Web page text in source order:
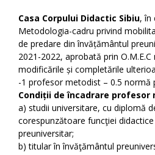
Casa Corpului Didactic Sibiu, în
Metodologia-cadru privind
de predare din învățământul
2021-2022, aprobată prin
modificările și completările
-1 profesor metodist – 0.5 normă
Condiții de încadrare profesor
a) studii universitare, cu diplomă
corespunzătoare funcţiei
preuniversitar;
b) titular în învăţământul